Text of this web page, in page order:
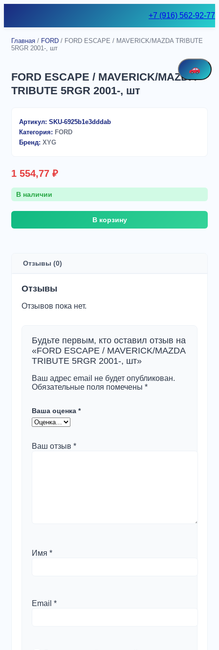
+7 (916) 562-92-77
Главная / FORD / FORD ESCAPE / MAVERICK/MAZDA TRIBUTE
5RGR 2001-, шт
FORD ESCAPE / MAVERICK/MAZDA
TRIBUTE 5RGR 2001-, шт
Артикул: SKU-6925b1e3dddab
Категория: FORD
Бренд: XYG
1 554,77 ₽
В наличии
Количество
TRIBUTE
2001-,
В корзину
Отзывы (0)
Отзывы
Отзывов пока нет.
Будьте первым, кто оставил отзыв на
«FORD ESCAPE / MAVERICK/MAZDA
TRIBUTE 5RGR 2001-, шт»
Ваш адрес email не будет опубликован.
Обязательные поля помечены *
Ваша оценка *
Ваш отзыв *
Имя *
Email *